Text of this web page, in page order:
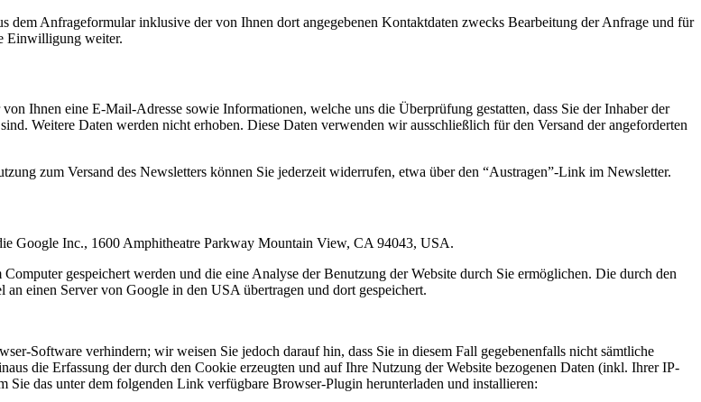
Anfrageformular inklusive der von Ihnen dort angegebenen Kontaktdaten zwecks Bearbeitung der Anfrage und für
Einwilligung weiter.
Ihnen eine E-Mail-Adresse sowie Informationen, welche uns die Überprüfung gestatten, dass Sie der Inhaber der
Weitere Daten werden nicht erhoben. Diese Daten verwenden wir ausschließlich für den Versand der angeforderten
zum Versand des Newsletters können Sie jederzeit widerrufen, etwa über den “Austragen”-Link im Newsletter.
Google Inc., 1600 Amphitheatre Parkway Mountain View, CA 94043, USA.
gespeichert werden und die eine Analyse der Benutzung der Website durch Sie ermöglichen. Die durch den
einen Server von Google in den USA übertragen und dort gespeichert.
Software verhindern; wir weisen Sie jedoch darauf hin, dass Sie in diesem Fall gegebenenfalls nicht sämtliche
die Erfassung der durch den Cookie erzeugten und auf Ihre Nutzung der Website bezogenen Daten (inkl. Ihrer IP-
das unter dem folgenden Link verfügbare Browser-Plugin herunterladen und installieren: